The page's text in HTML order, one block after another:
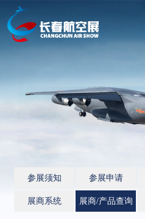
参展须知 参展申请
展商系统 展商/产品查询